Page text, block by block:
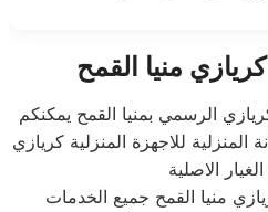
منيا القمح
الرسمي بمنيا القمح يمكنكم
للاجهزة المنزلية كريازي
الاصلية
منيا القمح جميع الخدمات